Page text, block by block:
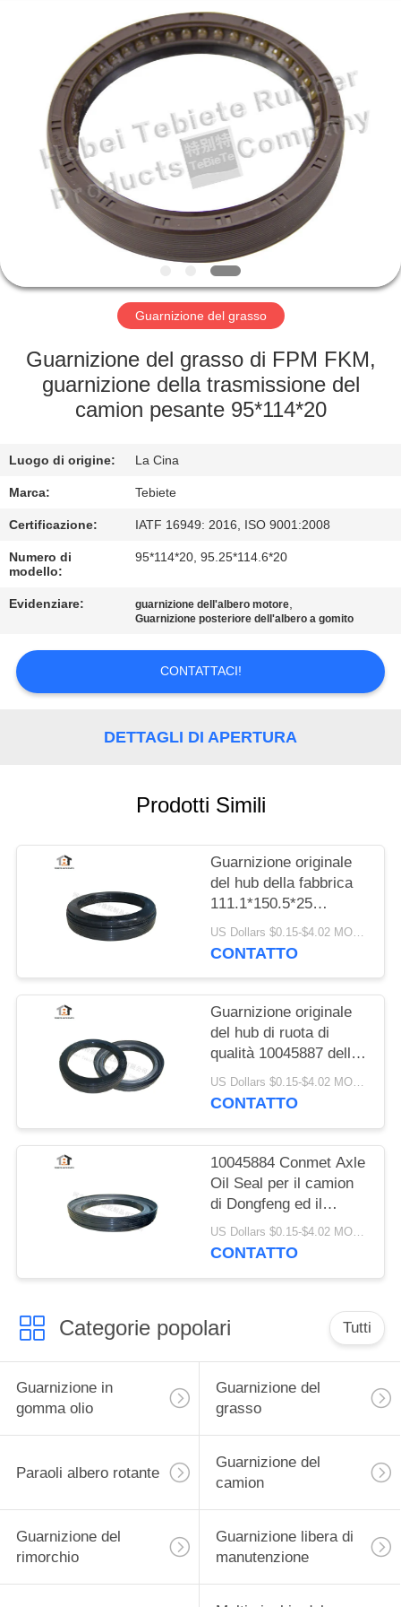
CASA
PRODOTTI
CIRCA
GIRO
FABBRICA
CONTROLLO
QUALITÀ
CONTATTICI
NOTIZIE
Guarnizione del grasso
Guarnizione del grasso di FPM FKM,
guarnizione della trasmissione del
camion pesante 95*114*20
Luogo di origine: La Cina
Marca: Tebiete
Certificazione: IATF 16949: 2016, ISO 9001:2008
Numero di
modello:
95*114*20, 95.25*114.6*20
Evidenziare: guarnizione dell'albero motore,
Guarnizione posteriore dell'albero a gomito
CONTATTACI!
DETTAGLI DI APERTURA
Prodotti Simili
Guarnizione originale
del hub della fabbrica
111.1*150.5*25
applicabile a Conmet
Axle No 10045883
US Dollars $0.15-$4.02 MOQ:20 pezzi
CONTATTO
Guarnizione originale
del hub di ruota di
qualità 10045887 della
fabbrica per la
guarnizione dell'asse
US Dollars $0.15-$4.02 MOQ:20 pezzi
CONTATTO
10045884 Conmet Axle
Oil Seal per il camion
di Dongfeng ed il
camion
133.36x187.5x24 di
US Dollars $0.15-$4.02 MOQ:20 pezzi
CONTATTO
Categorie popolari Tutti
Guarnizione in
gomma olio
Guarnizione del
grasso
Paraoli albero rotante
Guarnizione del
camion
Guarnizione del
rimorchio
Guarnizione libera di
manutenzione